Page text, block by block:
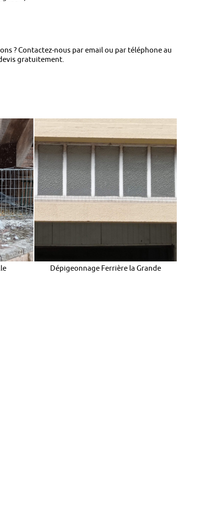
? Contactez-nous par email ou par téléphone au
gratuitement.
Dépigeonnage Ferrière la Grande